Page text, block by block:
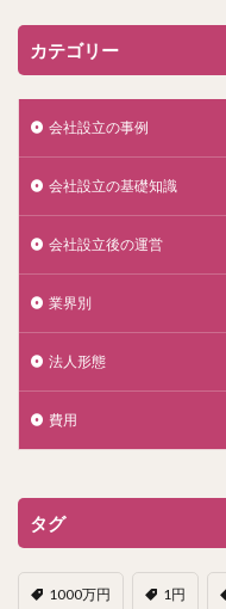
カテゴリー
会社設立の事例
会社設立の基礎知識
会社設立後の運営
業界別
法人形態
費用
タグ
1000万円 1円